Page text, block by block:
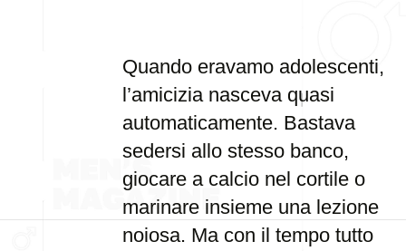
Quando eravamo adolescenti,
l’amicizia nasceva quasi
automaticamente. Bastava
sedersi allo stesso banco,
giocare a calcio nel cortile o
marinare insieme una lezione
noiosa. Ma con il tempo tutto